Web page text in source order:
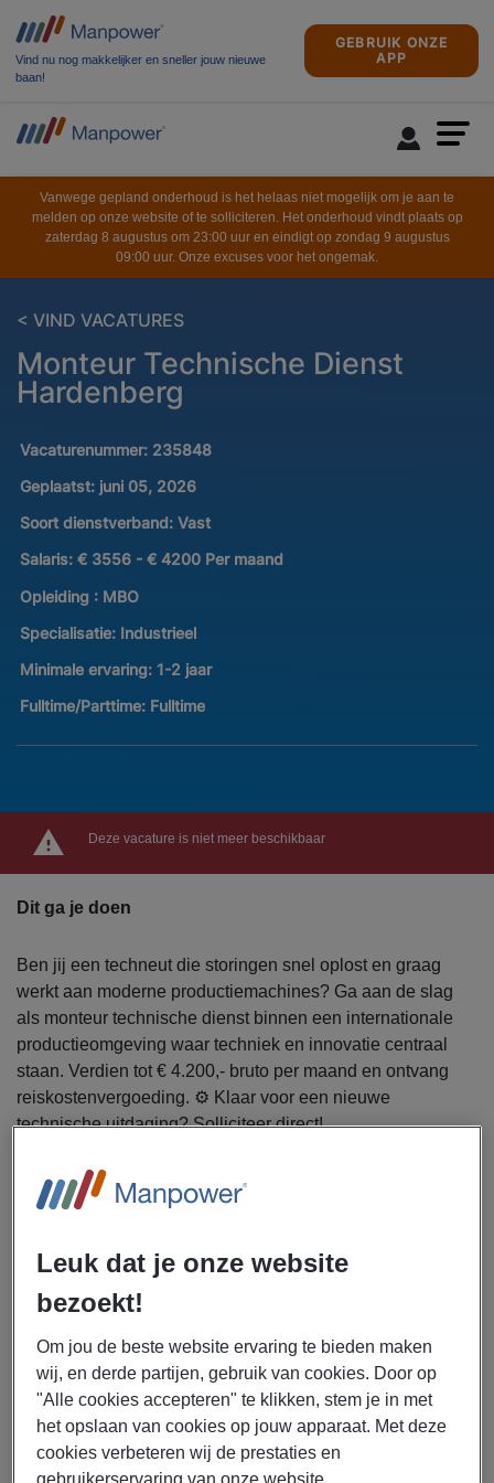
Vind nu nog makkelijker en sneller jouw nieuwe
baan!
GEBRUIK ONZE
APP
Vanwege gepland onderhoud is het helaas niet mogelijk om je aan te
melden op onze website of te solliciteren. Het onderhoud vindt plaats op
zaterdag 8 augustus om 23:00 uur en eindigt op zondag 9 augustus
09:00 uur. Onze excuses voor het ongemak.
< VIND VACATURES
Monteur Technische Dienst
Hardenberg
Vacaturenummer: 235848
Geplaatst: juni 05, 2026
Soort dienstverband: Vast
Salaris: € 3556 - € 4200 Per maand
Opleiding : MBO
Specialisatie: Industrieel
Minimale ervaring: 1-2 jaar
Fulltime/Parttime: Fulltime
Deze vacature is niet meer beschikbaar
Dit ga je doen
Ben jij een techneut die storingen snel oplost en graag
werkt aan moderne productiemachines? Ga aan de slag
als monteur technische dienst binnen een internationale
productieomgeving waar techniek en innovatie centraal
staan. Verdien tot € 4.200,- bruto per maand en ontvang
reiskostenvergoeding. ⚙️ Klaar voor een nieuwe
technische uitdaging? Solliciteer direct!
Manpower zoekt een monteur technische dienst voor
een bedrijf in Hardenberg.
Als monteur technische dienst ga jij je bezighouden met de
volgende werkzaamheden:
Oplossen van mechanische en elektrotechnische
storingen
Uitvoeren van preventief onderhoud aan
productiemachines
Meedenken over technische verbeteringen en
optimalisaties
Leuk dat je onze website
bezoekt!
Om jou de beste website ervaring te bieden maken
wij, en derde partijen, gebruik van cookies. Door op
"Alle cookies accepteren" te klikken, stem je in met
het opslaan van cookies op jouw apparaat. Met deze
cookies verbeteren wij de prestaties en